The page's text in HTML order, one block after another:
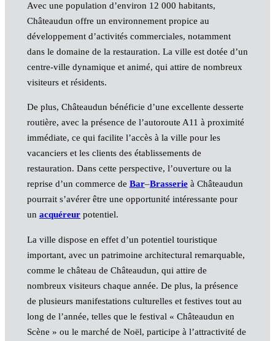
Avec une population d’environ 12 000 habitants,
Châteaudun offre un environnement propice au
développement d’activités commerciales, notamment
dans le domaine de la restauration. La ville est dotée d’un
centre-ville dynamique et animé, qui attire de nombreux
visiteurs et résidents.
De plus, Châteaudun bénéficie d’une excellente desserte
routière, avec la présence de l’autoroute A11 à proximité
immédiate, ce qui facilite l’accès à la ville pour les
vacanciers et les clients des établissements de
restauration. Dans cette perspective, l’ouverture ou la
reprise d’un commerce de Bar–Brasserieà Châteaudun
pourrait s’avérer être une opportunité intéressante pour
un acquéreurpotentiel.
La ville dispose en effet d’un potentiel touristique
important, avec un patrimoine architectural remarquable,
comme le château de Châteaudun, qui attire de
nombreux visiteurs chaque année. De plus, la présence
de plusieurs manifestations culturelles et festives tout au
long de l’année, telles que le festival « Châteaudun en
Scène » ou le marché de Noël, participe à l’attractivité de